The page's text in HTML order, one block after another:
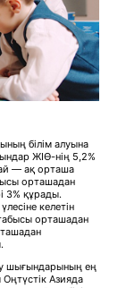
білім алуына
ЖІӨ-нің 5,2%
— ақ орташа
орташадан
3% құрады.
келетін
орташадан
шығындарының ең
Азияда